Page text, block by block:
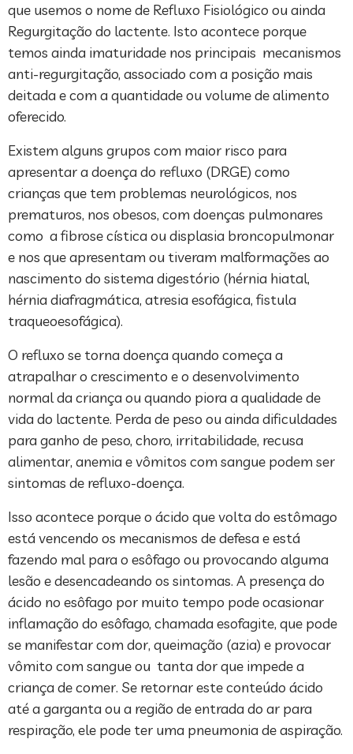
que usemos o nome de Refluxo Fisiológico ou ainda
Regurgitação do lactente. Isto acontece porque
temos ainda imaturidade nos principais mecanismos
anti-regurgitação, associado com a posição mais
deitada e com a quantidade ou volume de alimento
oferecido.
Existem alguns grupos com maior risco para
apresentar a doença do refluxo (DRGE) como
crianças que tem problemas neurológicos, nos
prematuros, nos obesos, com doenças pulmonares
como a fibrose cística ou displasia broncopulmonar
e nos que apresentam ou tiveram malformações ao
nascimento do sistema digestório (hérnia hiatal,
hérnia diafragmática, atresia esofágica, fistula
traqueoesofágica).
O refluxo se torna doença quando começa a
atrapalhar o crescimento e o desenvolvimento
normal da criança ou quando piora a qualidade de
vida do lactente. Perda de peso ou ainda dificuldades
para ganho de peso, choro, irritabilidade, recusa
alimentar, anemia e vômitos com sangue podem ser
sintomas de refluxo-doença.
Isso acontece porque o ácido que volta do estômago
está vencendo os mecanismos de defesa e está
fazendo mal para o esôfago ou provocando alguma
lesão e desencadeando os sintomas. A presença do
ácido no esôfago por muito tempo pode ocasionar
inflamação do esôfago, chamada esofagite, que pode
se manifestar com dor, queimação (azia) e provocar
vômito com sangue ou tanta dor que impede a
criança de comer. Se retornar este conteúdo ácido
até a garganta ou a região de entrada do ar para
respiração, ele pode ter uma pneumonia de aspiração.